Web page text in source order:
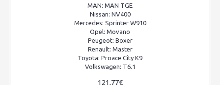
MAN: MAN TGE
Nissan: NV400
Mercedes: Sprinter W910
Opel: Movano
Peugeot: Boxer
Renault: Master
Toyota: Proace City K9
Volkswagen: T6.1
121,77€